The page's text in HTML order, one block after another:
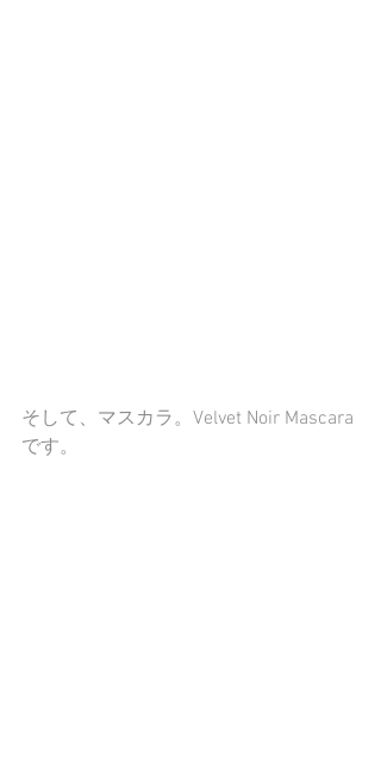
そして、マスカラ。Velvet Noir Mascara
です。